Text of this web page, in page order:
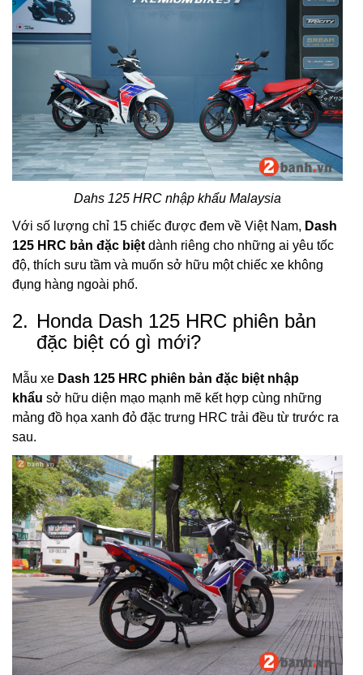
Dahs 125 HRC nhập khẩu Malaysia
Với số lượng chỉ 15 chiếc được đem về Việt Nam, Dash
125 HRC bản đặc biệt dành riêng cho những ai yêu tốc
độ, thích sưu tầm và muốn sở hữu một chiếc xe không
đụng hàng ngoài phố.
2. Honda Dash 125 HRC phiên bản
đặc biệt có gì mới?
Mẫu xe Dash 125 HRC phiên bản đặc biệt nhập
khẩu sở hữu diện mạo mạnh mẽ kết hợp cùng những
mảng đồ họa xanh đỏ đặc trưng HRC trải đều từ trước ra
sau.